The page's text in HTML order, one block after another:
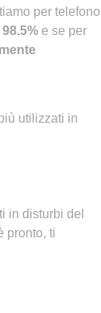
per telefono
e se per
utilizzati in
in disturbi del
pronto, ti